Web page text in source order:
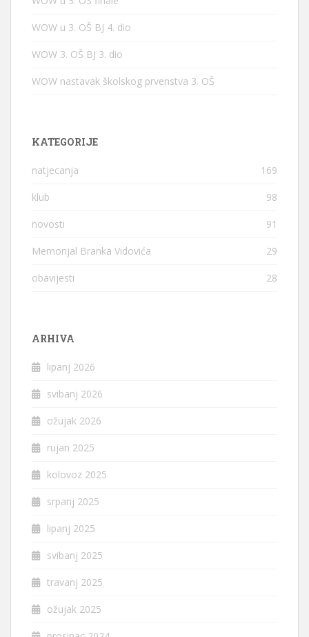
WOW u 3. OŠ BJ 4. dio
WOW 3. OŠ BJ 3. dio
WOW nastavak školskog prvenstva 3. OŠ
KATEGORIJE
natjecanja 169
klub 98
novosti 91
Memorijal Branka Vidovića 29
obavijesti 28
ARHIVA
lipanj 2026
svibanj 2026
ožujak 2026
rujan 2025
kolovoz 2025
srpanj 2025
lipanj 2025
svibanj 2025
travanj 2025
ožujak 2025